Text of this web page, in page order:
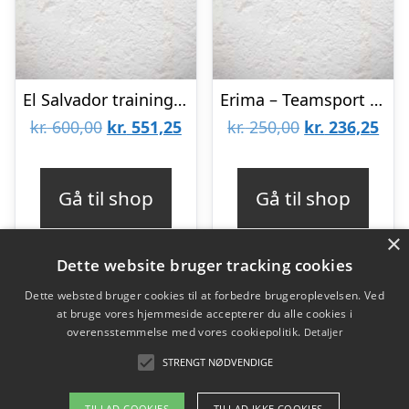
El Salvador training jersey – adults-L | 44
kr.600,00 Den
kr. 551,25Den
Gå til shop
Erima – Teamsport Jersey – Holland style – mens-XL
kr.250,00 Den
kr. 236,25Den
kr.
Gå til shop
Varekategorier
×
Dette website bruger tracking cookies
Dette websted bruger cookies til at forbedre brugeroplevelsen. Ved
at bruge vores hjemmeside accepterer du alle cookies i
overensstemmelse med vores cookiepolitik. Detaljer
STRENGT NØDVENDIGE